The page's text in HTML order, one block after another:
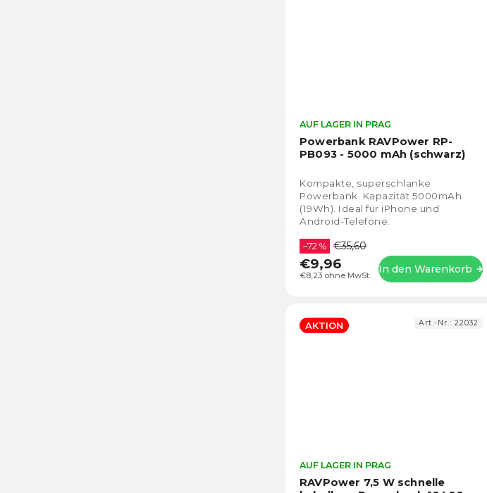
Powerbank RAVPower RP-
PB093 - 5000 mAh (schwarz)
AUF LAGER IN PRAG
€8,23 ohne MwSt.
–72 % €35,60
€9,96 In den Warenkorb
Kompakte, superschlanke
Powerbank. Kapazität 5000mAh
(19Wh). Ideal für iPhone und
Android-Telefone.
AKTION
RAVPower 7,5 W schnelle
AUF LAGER IN PRAG
Art.-Nr.: 22032